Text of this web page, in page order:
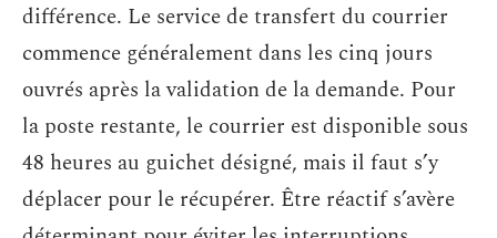
différence. Le service de transfert du courrier
commence généralement dans les cinq jours
ouvrés après la validation de la demande. Pour
la poste restante, le courrier est disponible sous
48 heures au guichet désigné, mais il faut s’y
déplacer pour le récupérer. Être réactif s’avère